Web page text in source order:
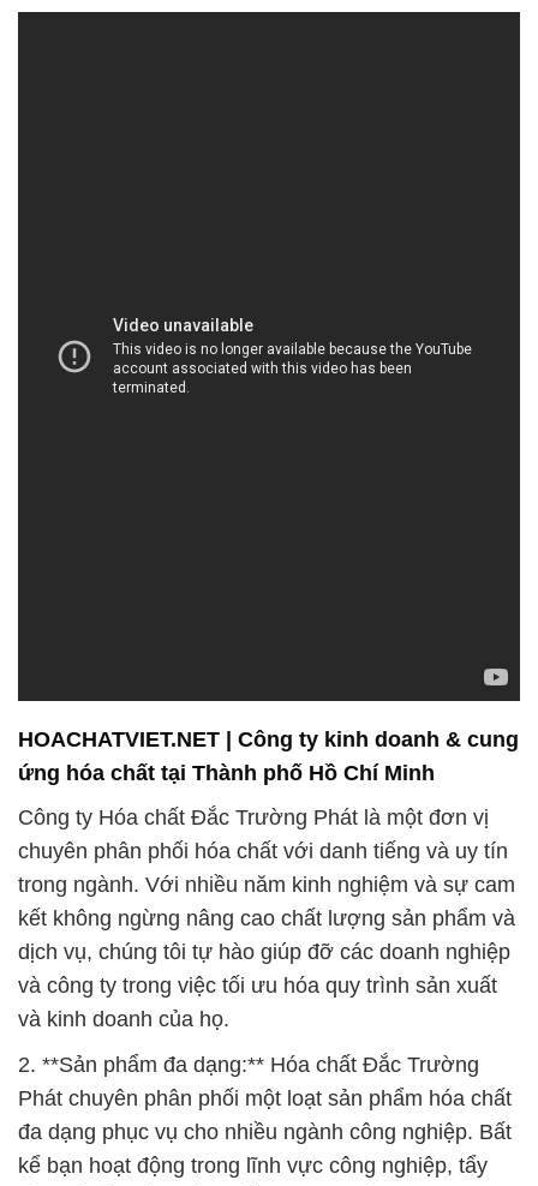
HOACHATVIET.NET | Công ty kinh doanh & cung
ứng hóa chất tại Thành phố Hồ Chí Minh
Công ty Hóa chất Đắc Trường Phát là một đơn vị
chuyên phân phối hóa chất với danh tiếng và uy tín
trong ngành. Với nhiều năm kinh nghiệm và sự cam
kết không ngừng nâng cao chất lượng sản phẩm và
dịch vụ, chúng tôi tự hào giúp đỡ các doanh nghiệp
và công ty trong việc tối ưu hóa quy trình sản xuất
và kinh doanh của họ.
2. **Sản phẩm đa dạng:** Hóa chất Đắc Trường
Phát chuyên phân phối một loạt sản phẩm hóa chất
đa dạng phục vụ cho nhiều ngành công nghiệp. Bất
kể bạn hoạt động trong lĩnh vực công nghiệp, tẩy